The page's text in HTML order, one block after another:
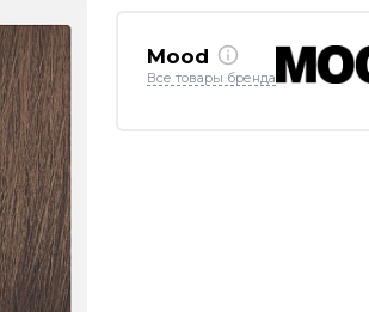
Mood
Все товары бренда